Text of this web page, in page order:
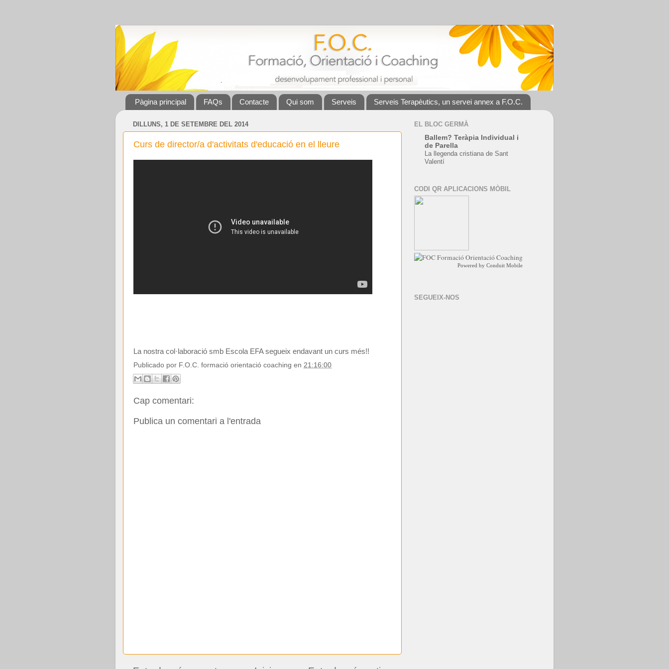
Pàgina principal FAQs Contacte Qui som Serveis Serveis Terapèutics, un servei annex a F.O.C.
DILLUNS, 1 DE SETEMBRE DEL 2014
Curs de director/a d'activitats d'educació en el lleure
La nostra col·laboració smb Escola EFA segueix endavant un curs més!!
Publicado por F.O.C. formació orientació coaching en 21:16:00
Cap comentari:
Publica un comentari a l'entrada
EL BLOC GERMÀ
Ballem? Teràpia Individual i
de Parella
La llegenda cristiana de Sant
Valentí
CODI QR APLICACIONS MÒBIL
Powered by Conduit Mobile
SEGUEIX-NOS